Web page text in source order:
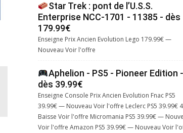
Star Trek : pont de l’U.S.S.
Enterprise NCC-1701 - 11385 - dès
179.99€
Enseigne Prix Ancien Evolution Lego 179.99€ —
Nouveau Voir l'offre
Aphelion - PS5 - Pioneer Edition -
dès 39.99€
Enseigne Console Prix Ancien Evolution Fnac PS5
39.99€ — Nouveau Voir l'offre Leclerc PS5 39.99€
Baisse Voir l'offre Micromania PS5 39.99€ —
Voir l'offre Amazon PS5 39.99€ — Nouveau Voir